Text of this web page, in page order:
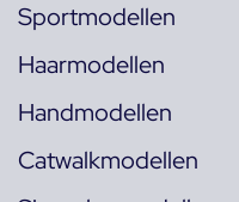
Sportmodellen
Haarmodellen
Handmodellen
Catwalkmodellen